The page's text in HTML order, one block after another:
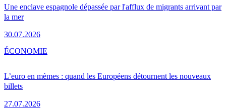
Une enclave espagnole dépassée par l'afflux de migrants arrivant par
la mer
30.07.2026
L’euro en mèmes : quand les Européens détournent les nouveaux
billets
27.07.2026
ÉCONOMIE